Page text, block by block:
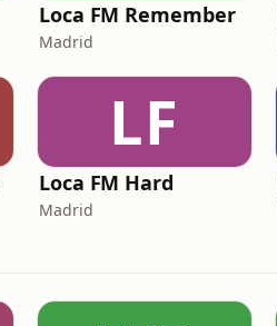
Loca FM Remember
Madrid
LF
Loca FM Hard
Madrid